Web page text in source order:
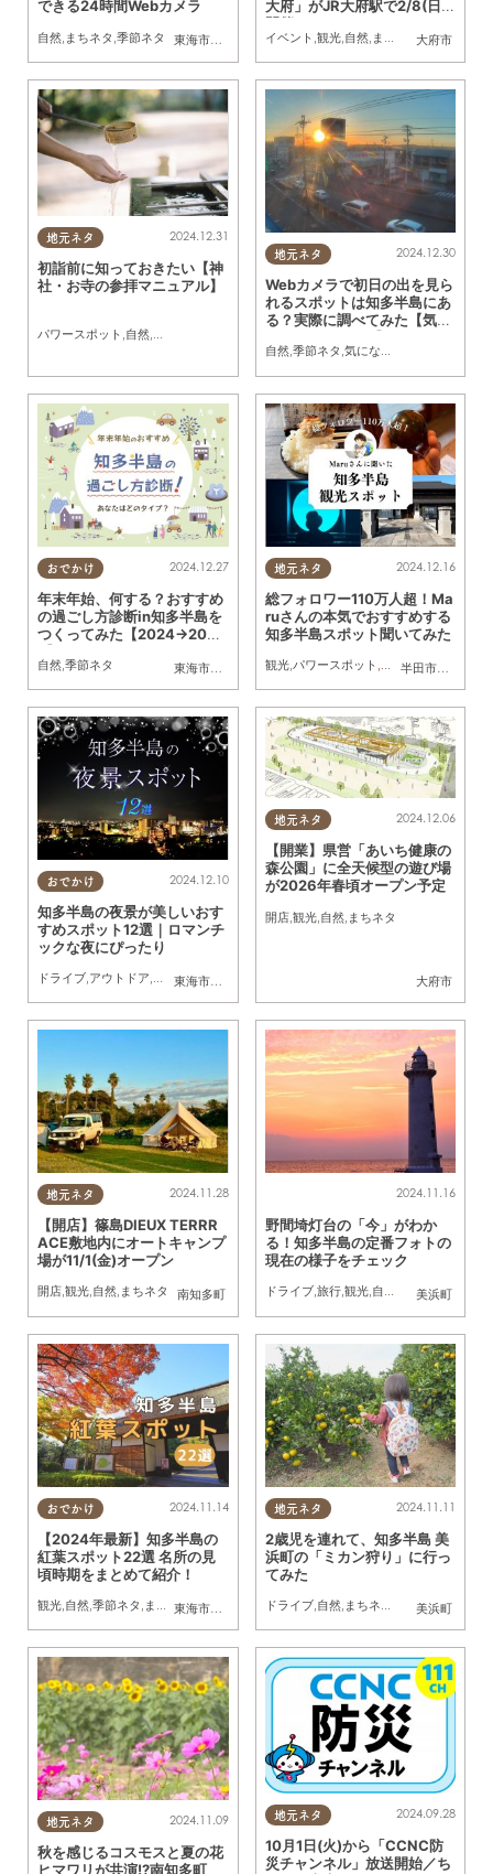
東海市
,大府市 知多市,東浦町,阿久比町, 半田市,常滑市
できる24時間Webカメラ
自然 まちネタ 季節ネタ 大府市
大府」がJR大府駅で2/8(日)
開催
イベント 観光, 自然, まちネタ
地元ネタ 2024.12.31
初詣前に知っておきたい【神
社・お寺の参拝マニュアル】
パワースポット ,自然,まちネタ
地元ネタ 2024.12.30
Webカメラで初日の出を見ら
れるスポットは知多半島にあ
る？実際に調べてみた【気に
自然,季節ネタ ,気になるリサーチ
おでかけ
東海市
, 大府市 知多市,東浦町,阿久比町,半田市,常滑市
2024.12.27
年末年始、何する？おすすめ
の過ごし方診断in知多半島を
つくってみた【2024→202
自然,季節ネタ
地元ネタ
半田市常滑市
2024.12.16
総フォロワー110万人超！Ma
ruさんの本気でおすすめする
知多半島スポット聞いてみた
観光,パワースポット ,自然,まちネタ
おでかけ
東海市
, 大府市 半田市,常滑市
2024.12.10
知多半島の夜景が美しいおす
すめスポット12選｜ロマンチ
ックな夜にぴったり
ドライブ,アウトドア,自然,まちネタ
地元ネタ
大府市
2024.12.06
【開業】県営「あいち健康の
森公園」に全天候型の遊び場
が2026年春頃オープン予定
開店, 観光, 自然, まちネタ
地元ネタ
南知多町
2024.11.28
【開店】篠島DIEUX TERRR
ACE敷地内にオートキャンプ
場が11/1(金)オープン
開店,観光,自然, まちネタ 美浜町
2024.11.16
野間埼灯台の「今」がわか
る！知多半島の定番フォトの
現在の様子をチェック
ドライブ,旅行,観光,自然 まちネタ,ちたま
おでかけ
東海市
, 大府市 知多市 ,東浦町,半田市,常滑市 武豊町,美浜町
2024.11.14
【2024年最新】知多半島の
紅葉スポット22選 名所の見
頃時期をまとめて紹介！
観光,自然,季節ネタ , まとめ記事 ,紅葉
地元ネタ
美浜町
2024.11.11
2歳児を連れて、知多半島 美
浜町の「ミカン狩り」に行っ
てみた
ドライブ,自然, まちネタ 季節ネタ,行って
地元ネタ 2024.11.09
秋を感じるコスモスと夏の花
ヒマワリが共演!?南知多町
地元ネタ 2024.09.28
10月1日(火)から「CCNC防
災チャンネル」放送開始／ち